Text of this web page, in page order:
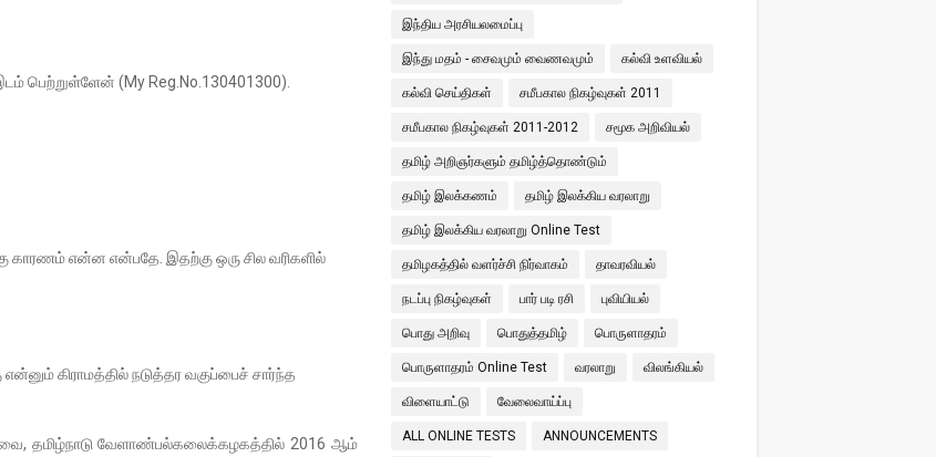
பெற்றுள்ளேன் (My Reg.No.130401300).
காரணம் என்ன என்பதே. இதற்கு ஒரு சில வரிகளில்
கிராமத்தில் நடுத்தர வகுப்பைச் சார்ந்த
தமிழ்நாடு வேளாண்பல்கலைக்கழகத்தில் 2016 ஆம்
இந்திய அரசியலமைப்பு
இந்து மதம் - சைவமும் வைணவமும் கல்வி உளவியல்
கல்வி செய்திகள் சமீபகால நிகழ்வுகள் 2011
சமீபகால நிகழ்வுகள் 2011-2012 சமூக அறிவியல்
தமிழ் அறிஞர்களும் தமிழ்த்தொண்டும்
தமிழ் இலக்கணம் தமிழ் இலக்கிய வரலாறு
தமிழ் இலக்கிய வரலாறு Online Test
தமிழகத்தில் வளர்ச்சி நிர்வாகம் தாவரவியல்
நடப்பு நிகழ்வுகள் பார் படி ரசி புவியியல்
பொது அறிவு பொதுத்தமிழ் பொருளாதரம்
பொருளாதரம் Online Test வரலாறு விலங்கியல்
விளையாட்டு வேலைவாய்ப்பு
ALL ONLINE TESTS ANNOUNCEMENTS